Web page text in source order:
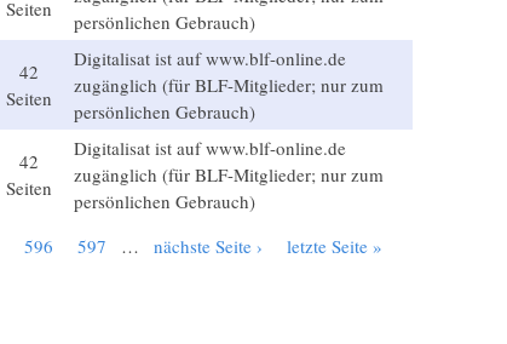
Seiten
persönlichen Gebrauch)
42
Seiten
Digitalisat ist auf www.blf-online.de
zugänglich (für BLF-Mitglieder; nur zum
persönlichen Gebrauch)
42
Seiten
Digitalisat ist auf www.blf-online.de
zugänglich (für BLF-Mitglieder; nur zum
persönlichen Gebrauch)
596 597 … nächste Seite ›
letzte Seite »